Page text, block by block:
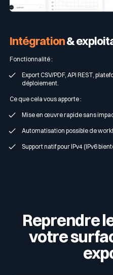
Intégration&
Fonctionnalité :
Export CSV/PDF, API REST,
déploiement.
Ce que cela vous apporte :
Mise en œuvre rapide sans
Automatisation possible de
Support natif pour IPv4 (IPv6
Reprendre
votre